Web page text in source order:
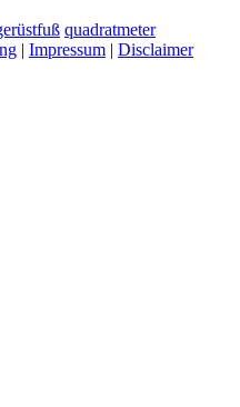
quadratmeter
| Impressum | Disclaimer